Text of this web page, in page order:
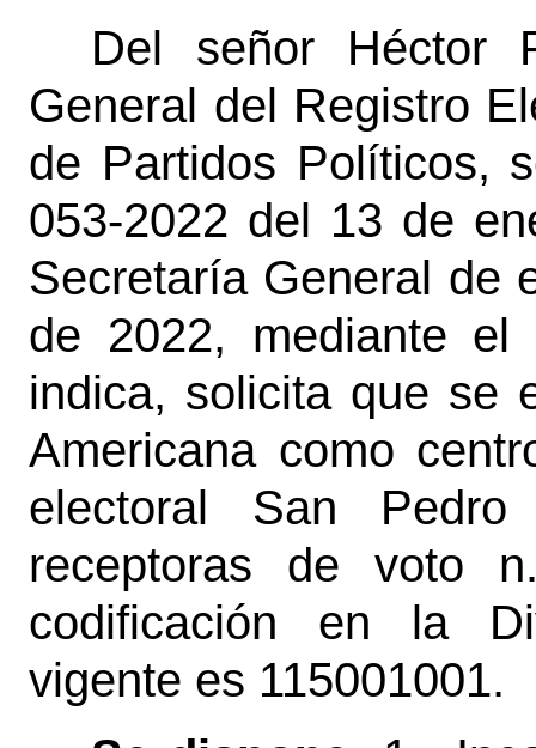
Del señor Héctor
General del Registro
de Partidos Políticos,
053-2022 del 13 de
Secretaría General de
de 2022, mediante
indica, solicita que se
Americana como
electoral San
receptoras de voto
codificación en la
vigente es 115001001.